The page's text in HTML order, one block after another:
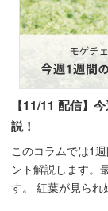
【11/11 配信】
説！
このコラムでは1
ント解説します。
す。 紅葉が見られ